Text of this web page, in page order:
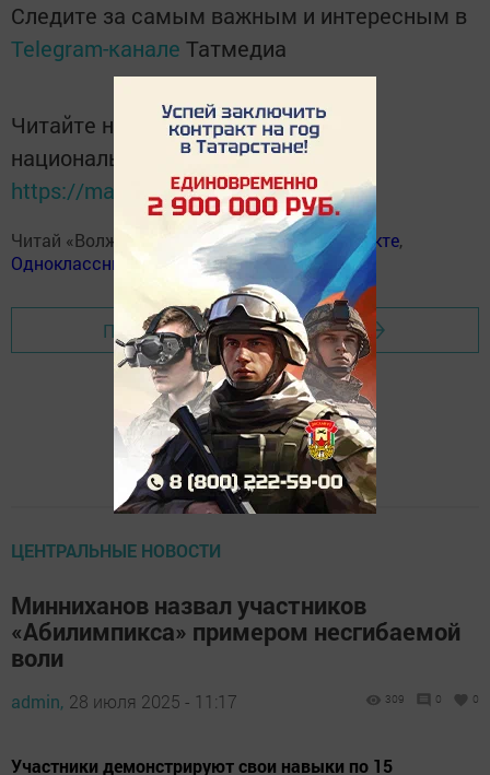
Следите за самым важным и интересным в
Telegram-канале Татмедиа
Читайте новости Татарстана в
национальном мессенджере MАХ:
https://max.ru/tatmedia
Читай «Волжскую новь» вТелеграм,Вконтакте,
Одноклассники ,
Перейти на страницу новости
ЦЕНТРАЛЬНЫЕ НОВОСТИ
Минниханов назвал участников
«Абилимпикса» примером несгибаемой
воли
admin, 28 июля 2025 - 11:17 309 0 0
Участники демонстрируют свои навыки по 15